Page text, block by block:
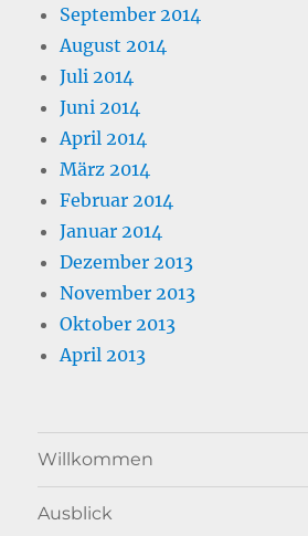
September 2014
August 2014
Juli 2014
Juni 2014
April 2014
März 2014
Februar 2014
Januar 2014
Dezember 2013
November 2013
Oktober 2013
April 2013
Willkommen
Ausblick